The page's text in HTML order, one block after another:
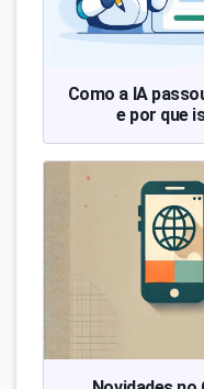
Como a IA
e por que